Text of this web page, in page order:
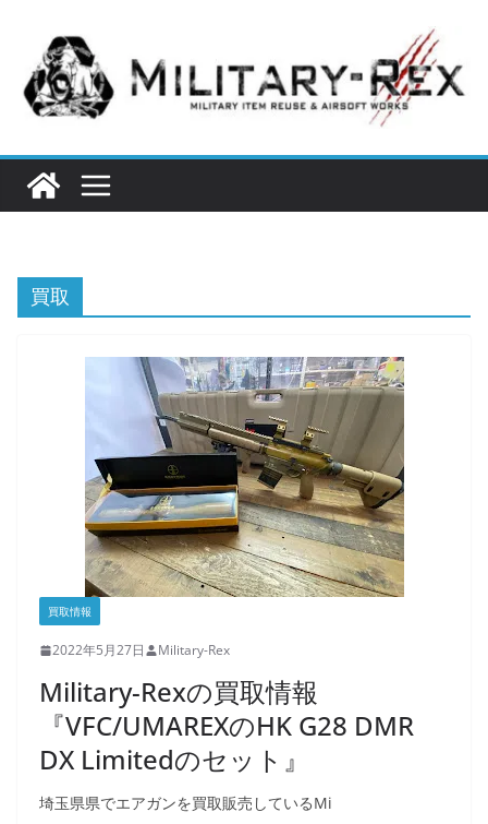
へ
買取
買取情報
2022年5月27日 Military-Rex
Military-Rexの買取情報
『VFC/UMAREXのHK G28 DMR
DX Limitedのセット』
埼玉県県でエアガンを買取販売しているMi